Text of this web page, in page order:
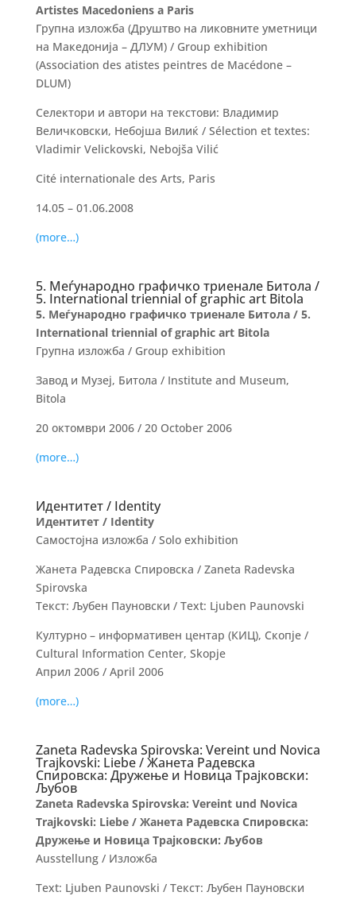
Artistes Macedoniens a Paris
Групна изложба (Друштво на ликовните уметници
на Македонија – ДЛУМ) / Group exhibition
(Association des atistes peintres de Macédone –
DLUM)
Селектори и автори на текстови: Владимир
Величковски, Небојша Вилиќ / Sélection et textes:
Vladimir Velickovski, Nebojša Vilić
Cité internationale des Arts, Paris
14.05 – 01.06.2008
(more…)
5. Меѓународно графичко триенале Битола /
5. International triennial of graphic art Bitola
5. Меѓународно графичко триенале Битола / 5.
International triennial of graphic art Bitola
Групна изложба / Group exhibition
Завод и Музеј, Битола / Institute and Museum,
Bitola
20 октомври 2006 / 20 October 2006
(more…)
Идентитет / Identity
Идентитет / Identity
Самостојна изложба / Solo exhibition
Жанета Радевска Спировска / Zaneta Radevska
Spirovska
Текст: Љубен Пауновски / Text: Ljuben Paunovski
Културно – информативен центар (КИЦ), Скопје /
Cultural Information Center, Skopje
Април 2006 / April 2006
(more…)
Zaneta Radevska Spirovska: Vereint und Novica
Trajkovski: Liebe / Жанета Радевска
Спировска: Дружење и Новица Трајковски:
Љубов
Zaneta Radevska Spirovska: Vereint und Novica
Trajkovski: Liebe / Жанета Радевска Спировска:
Дружење и Новица Трајковски: Љубов
Ausstellung / Изложба
Text: Ljuben Paunovski / Текст: Љубен Пауновски